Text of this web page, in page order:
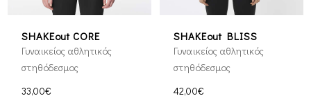
SHAKEout CORE
Γυναικείος αθλητικός
στηθόδεσμος
33,00€
SHAKEout BLISS
Γυναικείος αθλητικός
στηθόδεσμος
42,00€